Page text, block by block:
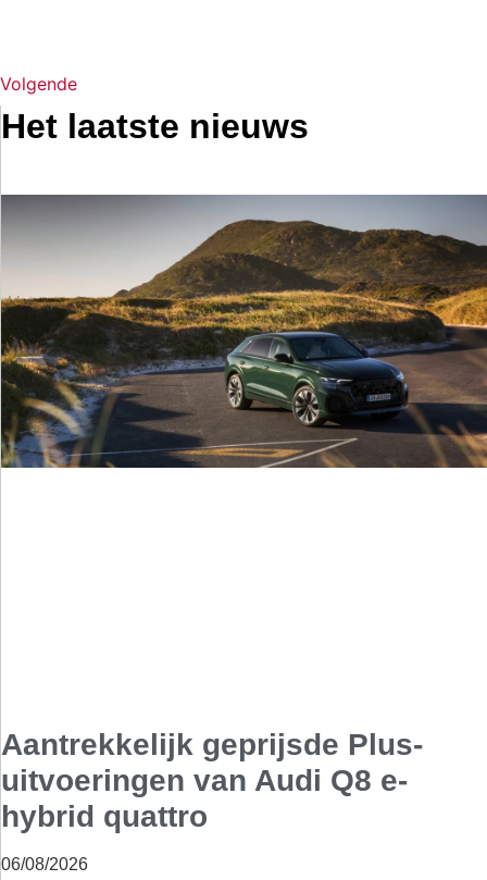
Volgende
Het laatste nieuws
Aantrekkelijk geprijsde Plus-
uitvoeringen van Audi Q8 e-
hybrid quattro
06/08/2026